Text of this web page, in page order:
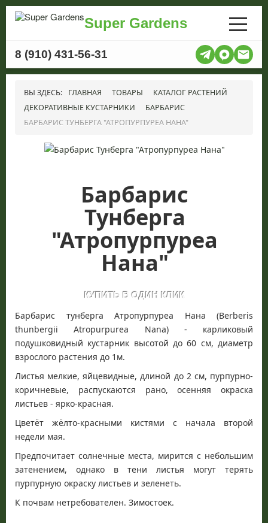
Super Gardens
8 (910) 431-56-31
ВЫ ЗДЕСЬ: ГЛАВНАЯ ТОВАРЫ
КАТАЛОГ РАСТЕНИЙ
ДЕКОРАТИВНЫЕ КУСТАРНИКИ
БАРБАРИС
БАРБАРИС ТУНБЕРГА "АТРОПУРПУРЕА НАНА"
Барбарис
Тунберга
"Атропурпуреа
Нана"
Барбарис тунберга Атропурпуреа Нана (Berberis
thunbergii Atropurpurea Nana) - карликовый
подушковидный кустарник высотой до 60 см, диаметр
взрослого растения до 1м.
Листья мелкие, яйцевидные, длиной до 2 см, пурпурно-
коричневые, распускаются рано, осенняя окраска
листьев - ярко-красная.
Цветёт жёлто-красными кистями с начала второй
недели мая.
Предпочитает солнечные места, мирится с небольшим
затенением, однако в тени листья могут терять
пурпурную окраску листьев и зеленеть.
К почвам нетребователен. Зимостоек.